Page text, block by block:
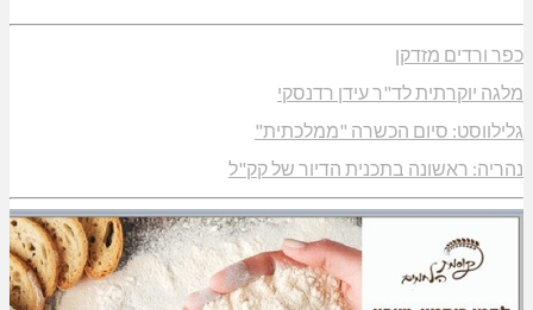
כפר ורדים מזדקן
מלגה יוקרתית לד"ר עידן רדנסקי
גלילווסט: סיום הכשרה "ממלכתית"
נהריה: ראשונה בתכנית הדיור של קק"ל